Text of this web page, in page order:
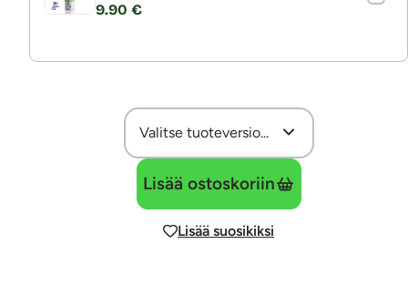
9.90 €
Lisää ostoskoriin
Lisää suosikiksi